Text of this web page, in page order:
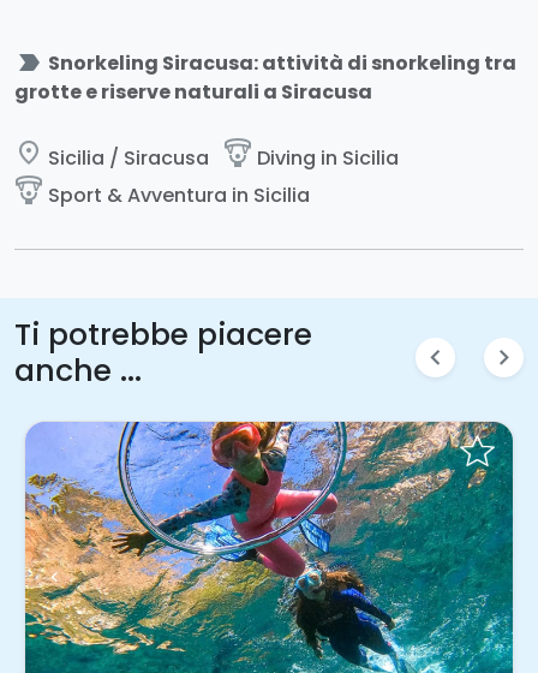
label_important Snorkeling Siracusa: attività di snorkeling tra
grotte e riserve naturali a Siracusa
place Sicilia / Siracusa paragliding Diving in Sicilia
paragliding Sport & Avventura in Sicilia
Ti potrebbe piacere
anche ...
chevron_left chevron_right